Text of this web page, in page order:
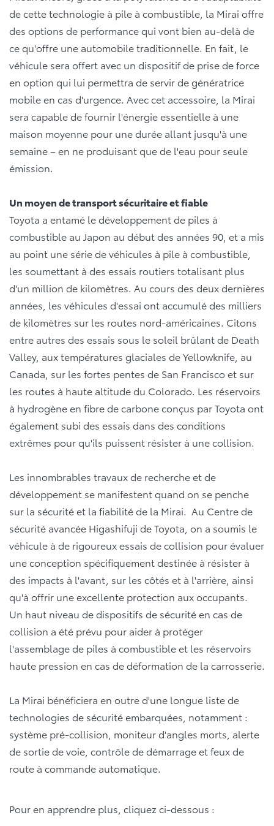
de cette technologie à pile à combustible, la Mirai offre
des options de performance qui vont bien au-delà de
ce qu'offre une automobile traditionnelle. En fait, le
véhicule sera offert avec un dispositif de prise de force
en option qui lui permettra de servir de génératrice
mobile en cas d'urgence. Avec cet accessoire, la Mirai
sera capable de fournir l'énergie essentielle à une
maison moyenne pour une durée allant jusqu'à une
semaine – en ne produisant que de l'eau pour seule
émission.
Un moyen de transport sécuritaire et fiable
Toyota a entamé le développement de piles à
combustible au Japon au début des années 90, et a mis
au point une série de véhicules à pile à combustible,
les soumettant à des essais routiers totalisant plus
d'un million de kilomètres. Au cours des deux dernières
années, les véhicules d'essai ont accumulé des milliers
de kilomètres sur les routes nord-américaines. Citons
entre autres des essais sous le soleil brûlant de Death
Valley, aux températures glaciales de Yellowknife, au
Canada, sur les fortes pentes de San Francisco et sur
les routes à haute altitude du Colorado. Les réservoirs
à hydrogène en fibre de carbone conçus par Toyota ont
également subi des essais dans des conditions
extrêmes pour qu'ils puissent résister à une collision.
Les innombrables travaux de recherche et de
développement se manifestent quand on se penche
sur la sécurité et la fiabilité de la Mirai. Au Centre de
sécurité avancée Higashifuji de Toyota, on a soumis le
véhicule à de rigoureux essais de collision pour évaluer
une conception spécifiquement destinée à résister à
des impacts à l'avant, sur les côtés et à l'arrière, ainsi
qu'à offrir une excellente protection aux occupants.
Un haut niveau de dispositifs de sécurité en cas de
collision a été prévu pour aider à protéger
l'assemblage de piles à combustible et les réservoirs
haute pression en cas de déformation de la carrosserie.
La Mirai bénéficiera en outre d'une longue liste de
technologies de sécurité embarquées, notamment :
système pré-collision, moniteur d'angles morts, alerte
de sortie de voie, contrôle de démarrage et feux de
route à commande automatique.
Pour en apprendre plus, cliquez ci-dessous :